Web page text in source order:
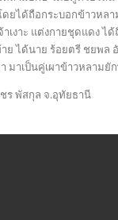
ดยได้ถือกระบอกข้าวหล
เงาะ แต่งกายชุดแดง ไ
ย ได้นาย ร้อยตรี ชยพล
มาเป็นคู่เผาข้าวหลามยั
พัสกุล จ.อุทัยธานี